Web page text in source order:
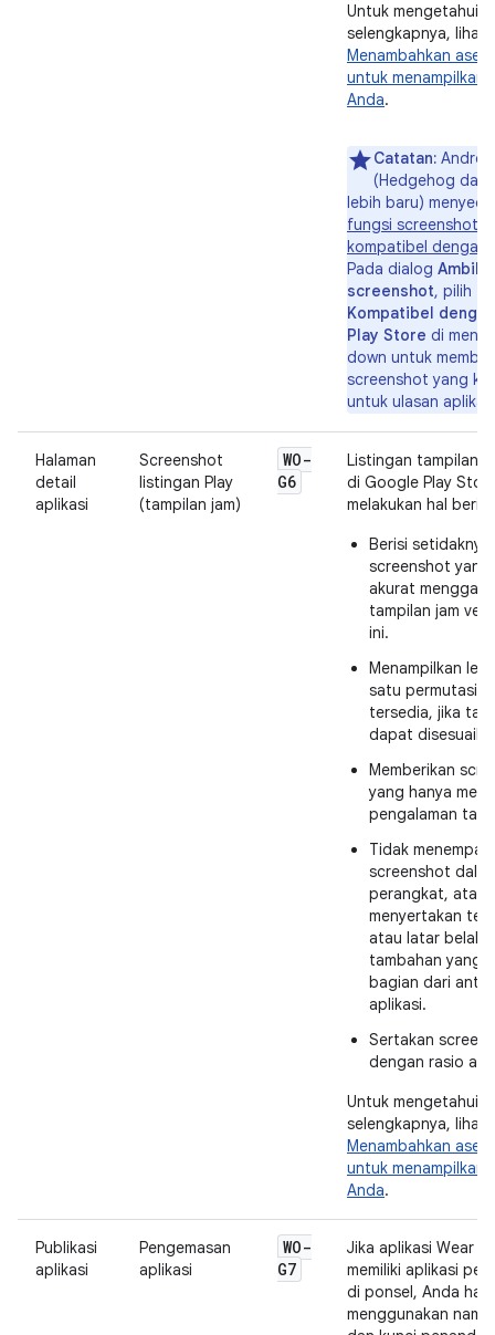
Untuk mengetahui
selengkapnya, lihat
Menambahkan aset
untuk menampilkan
Anda.
Catatan:
(Hedgehog dan
lebih baru)
fungsi screenshot
kompatibel dengan
Pada dialog Ambil
screenshot, pilih
Kompatibel
Play Store di menu
down untuk
screenshot yang
untuk ulasan
Halaman
detail
aplikasi
Screenshot
listingan Play
(tampilan jam)
WO-
G6
Listingan tampilan
di Google Play
melakukan hal
Berisi
screenshot yang
akurat
tampilan jam
ini.
Menampilkan
satu permutasi
tersedia, jika
dapat
Memberikan
yang hanya
pengalaman
Tidak
screenshot
perangkat, atau
menyertakan
atau latar
tambahan yang
bagian dari
aplikasi.
Sertakan
dengan rasio
Untuk mengetahui
selengkapnya, lihat
Menambahkan aset
untuk menampilkan
Anda.
Publikasi
aplikasi
Pengemasan
aplikasi
WO-
G7
Jika aplikasi Wear
memiliki aplikasi
di ponsel, Anda
menggunakan